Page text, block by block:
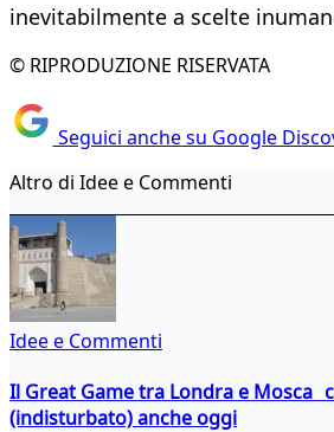
inevitabilmente a scelte
© RIPRODUZIONE RISERVATA
Seguici anche su Google
Altro di Idee e Commenti
Idee e Commenti
Il Great Game tra Londra e Mosca
(indisturbato) anche oggi